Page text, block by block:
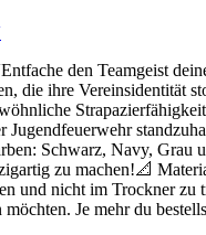
den Teamgeist
die ihre Vereinsidentität
Schwarz, Navy,
zu machen!📐
und nicht im Trockner
Je mehr du